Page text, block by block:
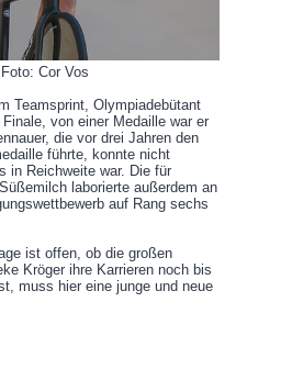
Foto: Cor Vos
Teamsprint, Olympiadebütant
von einer Medaille war er
die vor drei Jahren den
führte, konnte nicht
in Reichweite war. Die für
laborierte außerdem an
auf Rang sechs
ist offen, ob die großen
Kröger ihre Karrieren noch bis
muss hier eine junge und neue